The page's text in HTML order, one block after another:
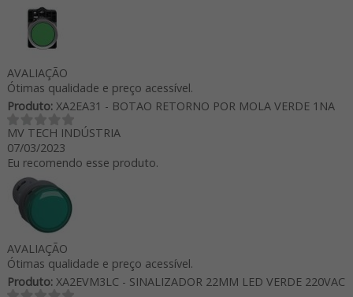
AVALIAÇÃO
Ótimas qualidade e preço acessível.
Produto:XA2EA31 - BOTAO RETORNO POR MOLA VERDE 1NA
MV TECH INDÚSTRIA
07/03/2023
Eu recomendo esse produto.
AVALIAÇÃO
Ótimas qualidade e preço acessível.
Produto:XA2EVM3LC - SINALIZADOR 22MM LED VERDE 220VAC